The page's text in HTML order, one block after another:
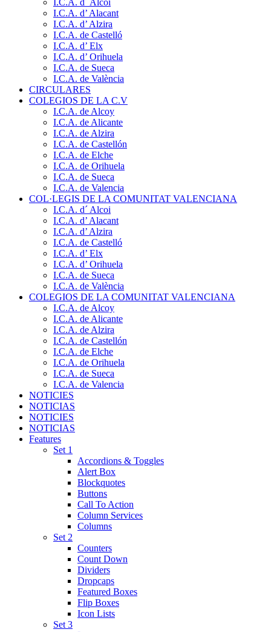
I.C.A. d´ Alcoi
I.C.A. d’ Alacant
I.C.A. d’ Alzira
I.C.A. de Castelló
I.C.A. d’ Elx
I.C.A. d’ Orihuela
I.C.A. de Sueca
I.C.A. de València
CIRCULARES
COLEGIOS DE LA C.V
I.C.A. de Alcoy
I.C.A. de Alicante
I.C.A. de Alzira
I.C.A. de Castellón
I.C.A. de Elche
I.C.A. de Orihuela
I.C.A. de Sueca
I.C.A. de Valencia
COL·LEGIS DE LA COMUNITAT VALENCIANA
I.C.A. d´ Alcoi
I.C.A. d’ Alacant
I.C.A. d’ Alzira
I.C.A. de Castelló
I.C.A. d’ Elx
I.C.A. d’ Orihuela
I.C.A. de Sueca
I.C.A. de València
COLEGIOS DE LA COMUNITAT VALENCIANA
I.C.A. de Alcoy
I.C.A. de Alicante
I.C.A. de Alzira
I.C.A. de Castellón
I.C.A. de Elche
I.C.A. de Orihuela
I.C.A. de Sueca
I.C.A. de Valencia
NOTICIES
NOTICIAS
NOTICIES
NOTICIAS
Features
Set 1
Accordions & Toggles
Alert Box
Blockquotes
Buttons
Call To Action
Column Services
Columns
Set 2
Counters
Count Down
Dividers
Dropcaps
Featured Boxes
Flip Boxes
Icon Lists
Set 3